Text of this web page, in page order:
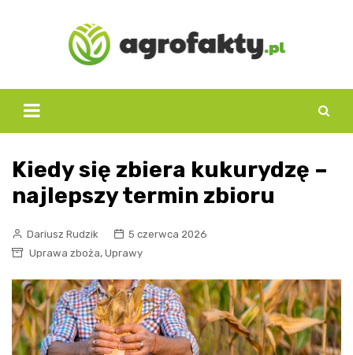
Kiedy się zbiera kukurydzę –
najlepszy termin zbioru
Dariusz Rudzik
5 czerwca 2026
Uprawa zboża, Uprawy